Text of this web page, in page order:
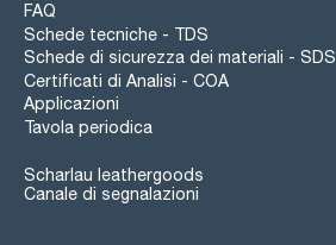
FAQ
Schede tecniche - TDS
Schede di sicurezza dei materiali - SDS
Certificati di Analisi - COA
Applicazioni
Tavola periodica
Scharlau leathergoods
Canale di segnalazioni